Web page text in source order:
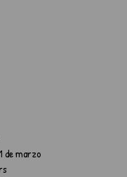
de marzo